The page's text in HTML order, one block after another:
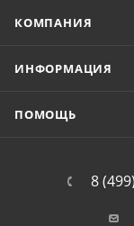
КОМПАНИЯ
ИНФОРМАЦИЯ
ПОМОЩЬ
8